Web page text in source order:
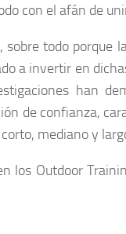
con el afán de
todo porque
a invertir en
han
de confianza,
mediano y
los Outdoor